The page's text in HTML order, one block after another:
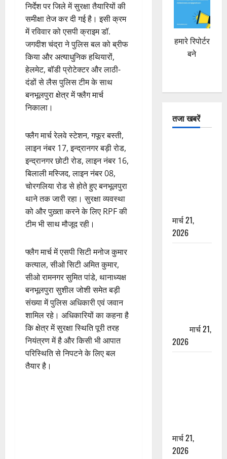
निर्देश पर जिले में सुरक्षा तैयारियों की
समीक्षा तेज कर दी गई है। इसी क्रम
में रविवार को एसपी क्राइम डॉ.
जगदीश चंद्रा ने पुलिस बल को ब्रीफ
किया और अत्याधुनिक हथियारों,
हेलमेट, बॉडी प्रोटेक्टर और लाठी-
दंडों से लैस पुलिस टीम के साथ
बनभूलपुरा क्षेत्र में फ्लैग मार्च
निकाला।
फ्लैग मार्च रेलवे स्टेशन, गफूर बस्ती,
लाइन नंबर 17, इन्द्रानगर बड़ी रोड,
इन्द्रानगर छोटी रोड, लाइन नंबर 16,
बिलाली मस्जिद, लाइन नंबर 08,
चोरगलिया रोड से होते हुए बनभूलपुरा
थाने तक जारी रहा। सुरक्षा व्यवस्था
को और पुख़्ता करने के लिए RPF की
टीम भी साथ मौजूद रही।
फ्लैग मार्च में एसपी सिटी मनोज कुमार
कत्याल, सीओ सिटी अमित कुमार,
सीओ रामनगर सुमित पांडे, थानाध्यक्ष
बनभूलपुरा सुशील जोशी समेत बड़ी
संख्या में पुलिस अधिकारी एवं जवान
शामिल रहे। अधिकारियों का कहना है
कि क्षेत्र में सुरक्षा स्थिति पूरी तरह
नियंत्रण में है और किसी भी आपात
परिस्थिति से निपटने के लिए बल
तैयार है।
हमारे रिपोर्टर
बने
तजा खबरें
मार्च 21,
2026
मार्च 21,
2026
मार्च 21,
2026